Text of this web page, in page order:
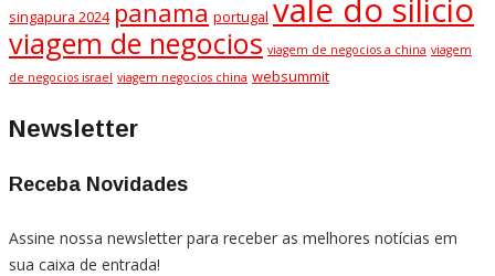
singapura 2024 panama portugal vale do silicio
viagem de negocios viagem de negocios a china viagem
de negocios israel viagem negocios china websummit
Newsletter
Receba Novidades
Assine nossa newsletter para receber as melhores notícias em
sua caixa de entrada!